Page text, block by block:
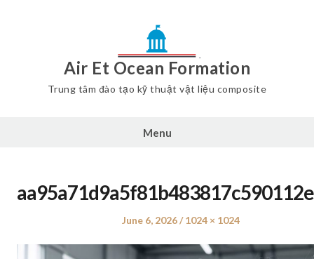
Air Et Ocean Formation
Trung tâm đào tạo kỹ thuật vật liệu composite
Menu
Posted
June 6, 2026
Full
1024 × 1024